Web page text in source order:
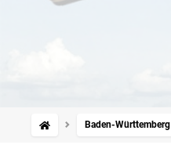
Baden-Württemberg